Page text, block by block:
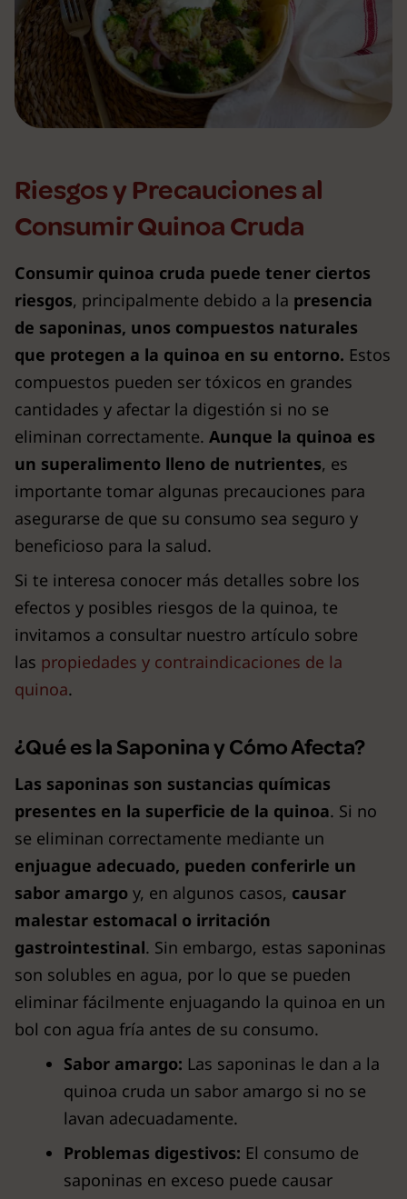
Riesgos y Precauciones al
Consumir Quinoa Cruda
Consumir quinoa cruda puede tener ciertos
riesgos, principalmente debido a la presencia
de saponinas, unos compuestos naturales
que protegen a la quinoa en su entorno. Estos
compuestos pueden ser tóxicos en grandes
cantidades y afectar la digestión si no se
eliminan correctamente. Aunque la quinoa es
un superalimento lleno de nutrientes, es
importante tomar algunas precauciones para
asegurarse de que su consumo sea seguro y
beneficioso para la salud.
Si te interesa conocer más detalles sobre los
efectos y posibles riesgos de la quinoa, te
invitamos a consultar nuestro artículo sobre
las propiedades y contraindicaciones de la
quinoa.
¿Qué es la Saponina y Cómo Afecta?
Las saponinas son sustancias químicas
presentes en la superficie de la quinoa. Si no
se eliminan correctamente mediante un
enjuague adecuado, pueden conferirle un
sabor amargo y, en algunos casos, causar
malestar estomacal o irritación
gastrointestinal. Sin embargo, estas saponinas
son solubles en agua, por lo que se pueden
eliminar fácilmente enjuagando la quinoa en un
bol con agua fría antes de su consumo.
Sabor amargo: Las saponinas le dan a la
quinoa cruda un sabor amargo si no se
lavan adecuadamente.
Problemas digestivos: El consumo de
saponinas en exceso puede causar